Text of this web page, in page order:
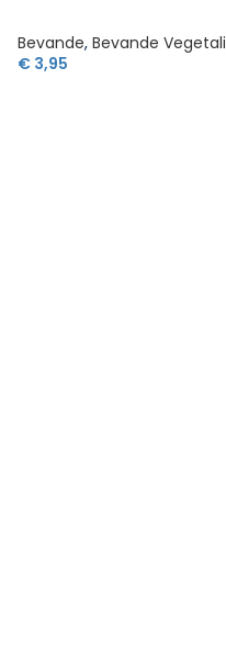
Bevande, Bevande Vegetali
€3,95